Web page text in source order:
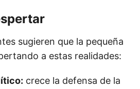
sugieren que la pequeña
a estas realidades:
crece la defensa de la